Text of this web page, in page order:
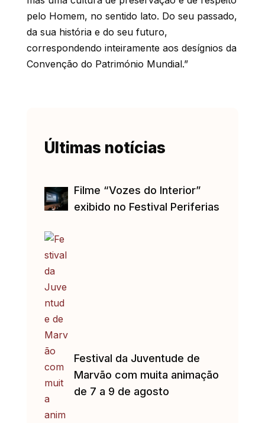
pelo Homem, no sentido lato. Do seu passado,
da sua história e do seu futuro,
correspondendo inteiramente aos desígnios da
Convenção do Património Mundial.”
Últimas notícias
Filme “Vozes do Interior”
exibido no Festival Periferias
Festival da Juventude de
Marvão com muita animação
de 7 a 9 de agosto